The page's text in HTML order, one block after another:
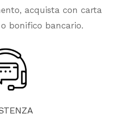
acquista con carta
bonifico bancario.